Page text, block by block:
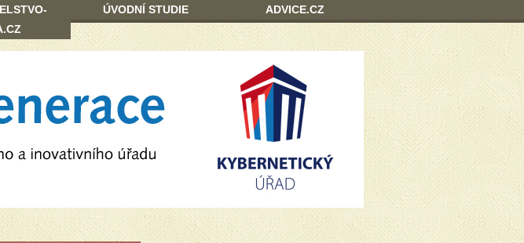
ÚVODNÍ STUDIE ADVICE.CZ